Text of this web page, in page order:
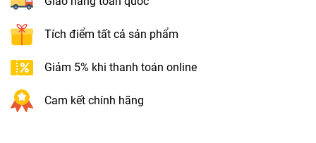
Tích điểm tất cả sản phẩm
Giảm 5% khi thanh toán online
Cam kết chính hãng